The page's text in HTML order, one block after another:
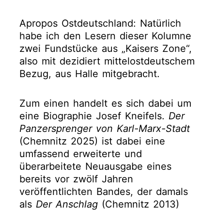
Apropos Ostdeutschland: Natürlich
habe ich den Lesern dieser Kolumne
zwei Fundstücke aus „Kaisers Zone“,
also mit dezidiert mittelostdeutschem
Bezug, aus Halle mitgebracht.
Zum einen handelt es sich dabei um
eine Biographie Josef Kneifels. Der
Panzersprenger von Karl-Marx-Stadt
(Chemnitz 2025) ist dabei eine
umfassend erweiterte und
überarbeitete Neuausgabe eines
bereits vor zwölf Jahren
veröffentlichten Bandes, der damals
als Der Anschlag (Chemnitz 2013)